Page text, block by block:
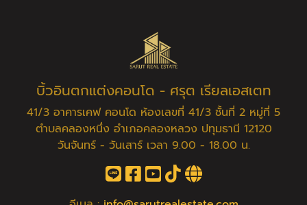
บิ้วอินตกแต่งคอนโด - ศรุต เรียลเอสเตท
41/3 อาคารเคฟ คอนโด ห้องเลขที่ 41/3 ชั้นที่ 2 หมู่ที่ 5
ตำบลคลองหนึ่ง อำเภอคลองหลวง ปทุมธานี 12120
วันจันทร์ - วันเสาร์ เวลา 9.00 - 18.00 น.